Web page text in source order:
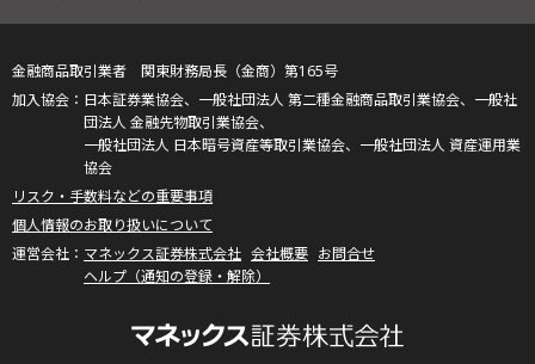
金融商品取引業者 関東財務局長（金商）第165号
日本証券業協会、一般社団法人 第二種金融商品取引業協会、一般社
団法人 金融先物取引業協会、
一般社団法人 日本暗号資産等取引業協会、一般社団法人 資産運用業
協会
リスク・手数料などの重要事項
個人情報のお取り扱いについて
マネックス証券株式会社 会社概要 お問合せ
ヘルプ（通知の登録・解除）